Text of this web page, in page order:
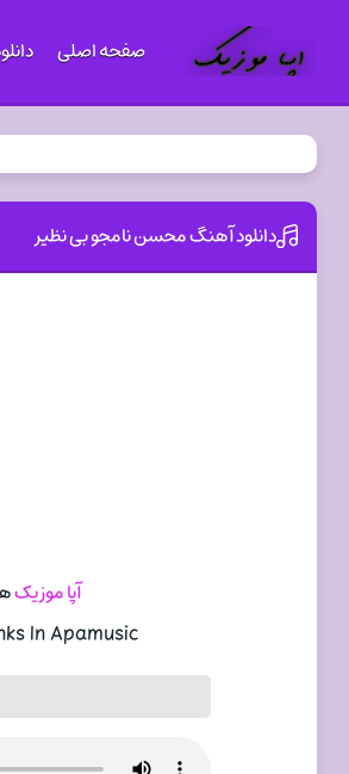
صفحه اصلی
دانلود آهنگ محسن نامجو بی نظیر
آپا موزیک
In Apamusic